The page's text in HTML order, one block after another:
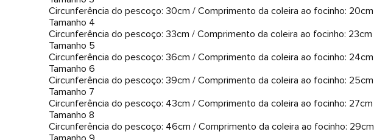
Circunferência do pescoço: 30cm / Comprimento da coleira ao focinho: 20cm
Tamanho 4
Circunferência do pescoço: 33cm / Comprimento da coleira ao focinho: 23cm
Tamanho 5
Circunferência do pescoço: 36cm / Comprimento da coleira ao focinho: 24cm
Tamanho 6
Circunferência do pescoço: 39cm / Comprimento da coleira ao focinho: 25cm
Tamanho 7
Circunferência do pescoço: 43cm / Comprimento da coleira ao focinho: 27cm
Tamanho 8
Circunferência do pescoço: 46cm / Comprimento da coleira ao focinho: 29cm